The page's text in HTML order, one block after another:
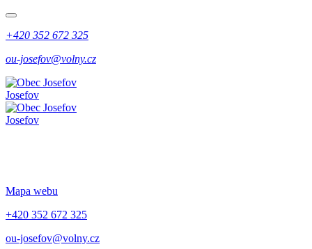
+420 352 672 325
ou-josefov@volny.cz
Josefov
Josefov
Mapa webu
+420 352 672 325
ou-josefov@volny.cz